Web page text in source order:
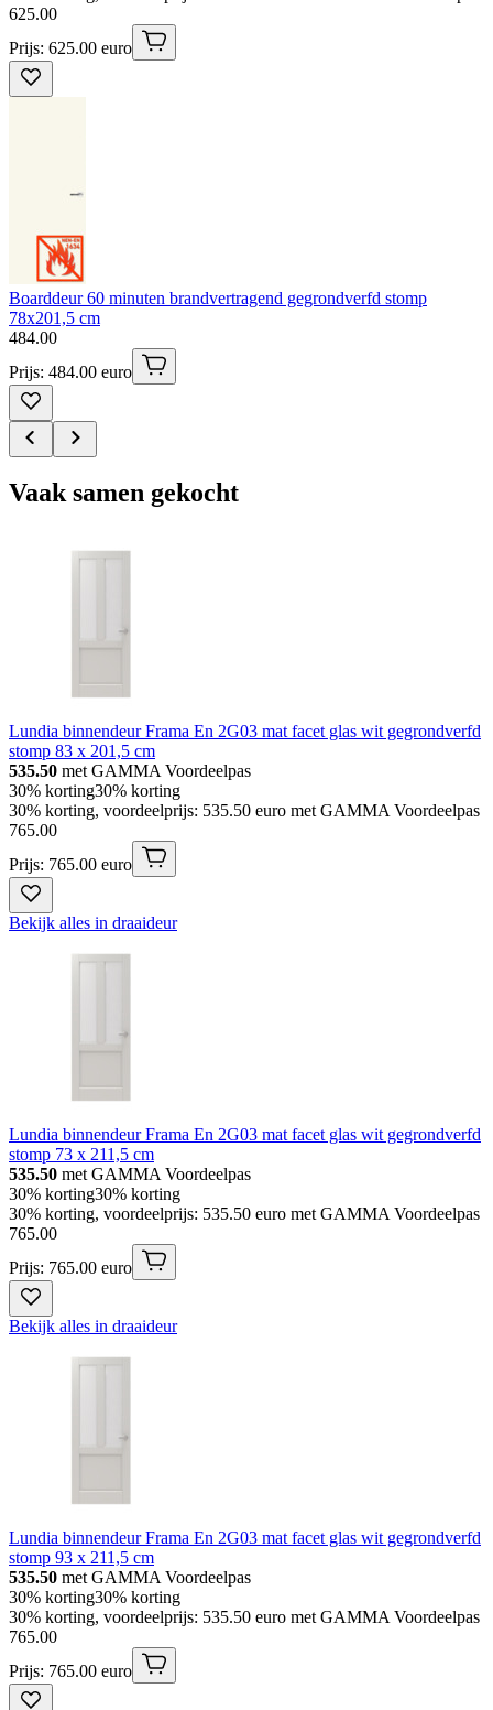
625.00
Prijs: 625.00 euro
Boarddeur 60 minuten brandvertragend gegrondverfd stomp
78x201,5 cm
484.00
Prijs: 484.00 euro
Vaak samen gekocht
Lundia binnendeur Frama En 2G03 mat facet glas wit gegrondverfd
stomp 83 x 201,5 cm
535.50 met GAMMA Voordeelpas
30% korting30% korting
30% korting, voordeelprijs: 535.50 euro met GAMMA Voordeelpas
765.00
Prijs: 765.00 euro
Bekijk alles in draaideur
Lundia binnendeur Frama En 2G03 mat facet glas wit gegrondverfd
stomp 73 x 211,5 cm
535.50 met GAMMA Voordeelpas
30% korting30% korting
30% korting, voordeelprijs: 535.50 euro met GAMMA Voordeelpas
765.00
Prijs: 765.00 euro
Bekijk alles in draaideur
Lundia binnendeur Frama En 2G03 mat facet glas wit gegrondverfd
stomp 93 x 211,5 cm
535.50 met GAMMA Voordeelpas
30% korting30% korting
30% korting, voordeelprijs: 535.50 euro met GAMMA Voordeelpas
765.00
Prijs: 765.00 euro